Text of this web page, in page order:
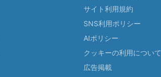
サイト利用規約
SNS利用ポリシー
AIポリシー
クッキーの利用について
広告掲載